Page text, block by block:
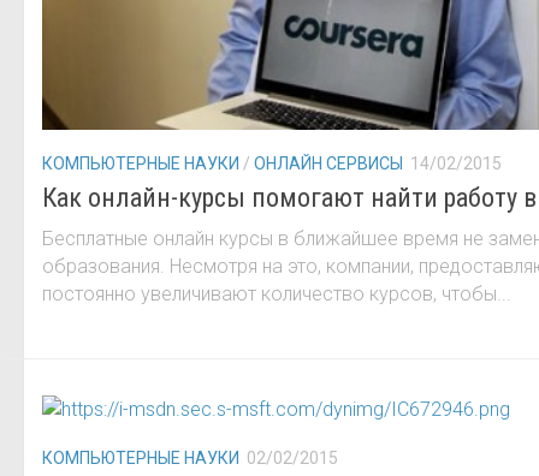
КОМПЬЮТЕРНЫЕ НАУКИ / ОНЛАЙН СЕРВИСЫ 14/02/2015
Как онлайн-курсы помогают найти работу
Бесплатные онлайн курсы в ближайшее время не
образования. Несмотря на это, компании,
постоянно увеличивают количество курсов, чтобы...
КОМПЬЮТЕРНЫЕ НАУКИ 02/02/2015